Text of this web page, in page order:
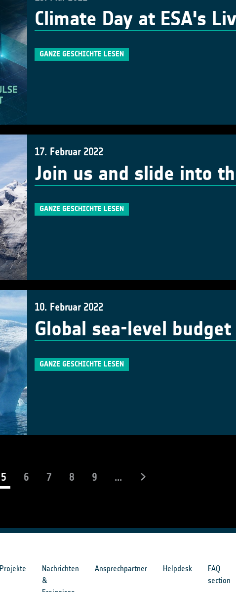
Climate Day at ESA's
GANZE GESCHICHTE LESEN
17. Februar 2022
Join us and slide into
GANZE GESCHICHTE LESEN
10. Februar 2022
Global sea-level
GANZE GESCHICHTE LESEN
5(current)
6 7 8 9 ...
Projekte
Nachrichten
&
Ansprechpartner Helpdesk
FAQ
section